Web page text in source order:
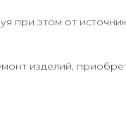
при этом от
изделий,